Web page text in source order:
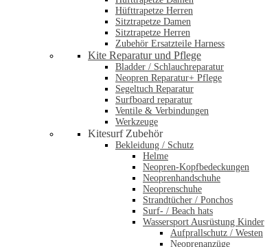
Hüfttrapetze Herren
Sitztrapetze Damen
Sitztrapetze Herren
Zubehör Ersatzteile Harness
Kite Reparatur und Pflege
Bladder / Schlauchreparatur
Neopren Reparatur+ Pflege
Segeltuch Reparatur
Surfboard reparatur
Ventile & Verbindungen
Werkzeuge
Kitesurf Zubehör
Bekleidung / Schutz
Helme
Neopren-Kopfbedeckungen
Neoprenhandschuhe
Neoprenschuhe
Strandtücher / Ponchos
Surf- / Beach hats
Wassersport Ausrüstung Kinder
Aufprallschutz / Westen
Neoprenanzüge